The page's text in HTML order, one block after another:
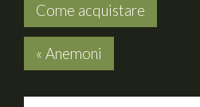
Come acquistare
« Anemoni